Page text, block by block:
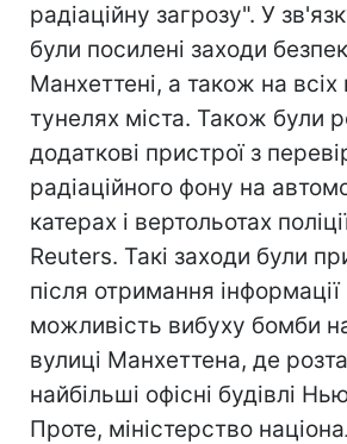
радіаційну загрозу". У
були посилені заходи
Манхеттені, а також на всіх
тунелях міста. Також були
додаткові пристрої з
радіаційного фону на
катерах і вертольотах
Reuters. Такі заходи були
після отримання
можливість вибуху бомби
вулиці Манхеттена, де
найбільші офісні будівлі
Проте, міністерство